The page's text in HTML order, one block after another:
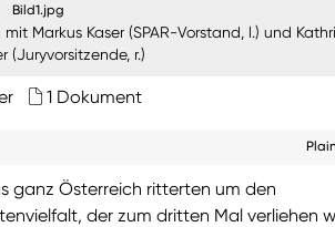
Bild1.jpg
Markus Kaser (SPAR-Vorstand, l.) und
(Juryvorsitzende, r.)
1 Dokument
ganz Österreich ritterten um den
der zum dritten Mal verliehen